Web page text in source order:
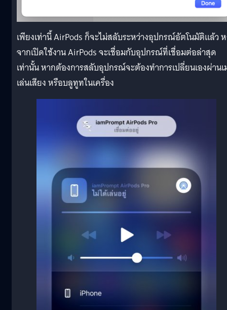
เพียงเท่านี้ AirPods ก็จะไม่สลับระหว่างอุปกรณ์อัตโนมัติแล้ว
จากเปิดใช้งาน AirPods จะเชื่อมกับอุปกรณ์ที่เชื่อมต่อล่าสุด
เท่านั้น หากต้องการสลับอุปกรณ์จะต้องทำการเปลี่ยนเองผ่าน
เล่นเสียง หรือบลูทูทในเครื่อง